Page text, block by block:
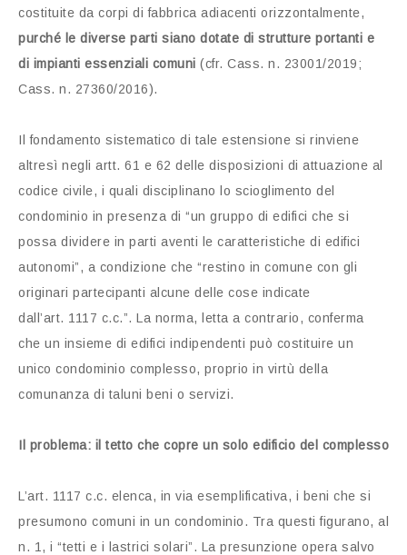
costituite da corpi di fabbrica adiacenti orizzontalmente,
purché le diverse parti siano dotate di strutture portanti e
di impianti essenziali comuni (cfr. Cass. n. 23001/2019;
Cass. n. 27360/2016).
Il fondamento sistematico di tale estensione si rinviene
altresì negli artt. 61 e 62 delle disposizioni di attuazione al
codice civile, i quali disciplinano lo scioglimento del
condominio in presenza di “un gruppo di edifici che si
possa dividere in parti aventi le caratteristiche di edifici
autonomi”, a condizione che “restino in comune con gli
originari partecipanti alcune delle cose indicate
dall’art. 1117 c.c.”. La norma, letta a contrario, conferma
che un insieme di edifici indipendenti può costituire un
unico condominio complesso, proprio in virtù della
comunanza di taluni beni o servizi.
Il problema: il tetto che copre un solo edificio del complesso
L’art. 1117 c.c. elenca, in via esemplificativa, i beni che si
presumono comuni in un condominio. Tra questi figurano, al
n. 1, i “tetti e i lastrici solari”. La presunzione opera salvo